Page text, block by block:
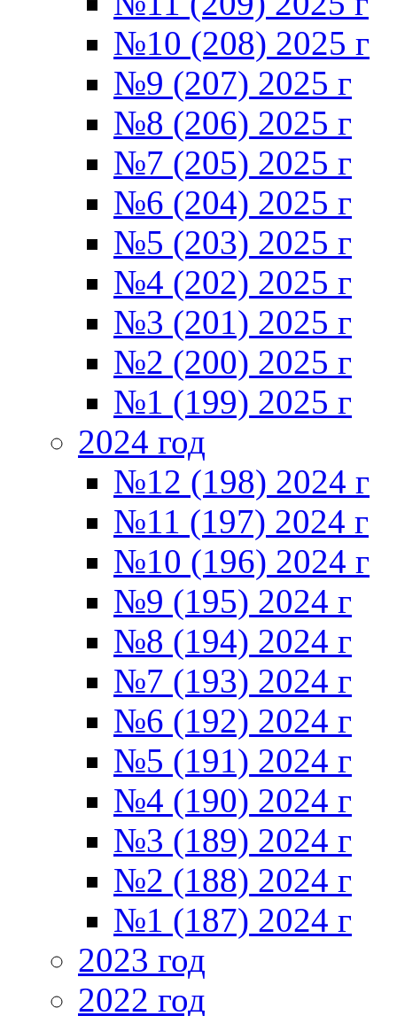
№10 (208) 2025 г
№9 (207) 2025 г
№8 (206) 2025 г
№7 (205) 2025 г
№6 (204) 2025 г
№5 (203) 2025 г
№4 (202) 2025 г
№3 (201) 2025 г
№2 (200) 2025 г
№1 (199) 2025 г
2024 год
№12 (198) 2024 г
№11 (197) 2024 г
№10 (196) 2024 г
№9 (195) 2024 г
№8 (194) 2024 г
№7 (193) 2024 г
№6 (192) 2024 г
№5 (191) 2024 г
№4 (190) 2024 г
№3 (189) 2024 г
№2 (188) 2024 г
№1 (187) 2024 г
2023 год
2022 год